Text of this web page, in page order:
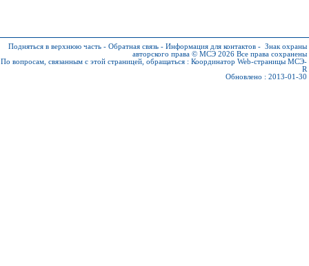
Подняться в верхнюю часть - Обратная связь - Информация для контактов - Знак охраны
авторского права © МСЭ 2026 Все права сохранены
По вопросам, связанным с этой страницей, обращаться : Координатор Web-страницы МСЭ-
R
Обновлено : 2013-01-30